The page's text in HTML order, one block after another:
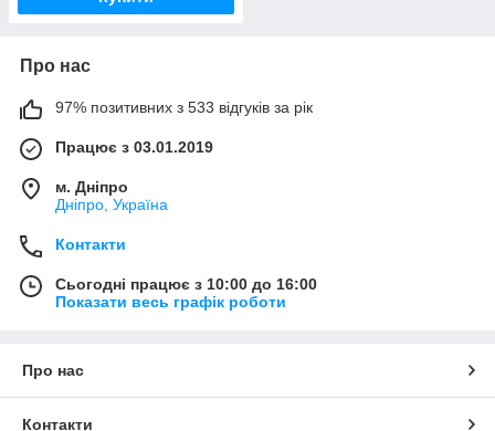
Про нас
97% позитивних з 533 відгуків за рік
Працює з 03.01.2019
м. Дніпро
Дніпро, Україна
Контакти
Сьогодні працює з 10:00 до 16:00
Показати весь графік роботи
Про нас
Контакти